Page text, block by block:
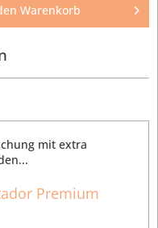
Warenkorb
mit extra
Premium